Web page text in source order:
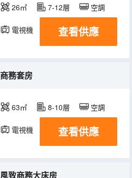
26㎡ 7-12層 空調
電視機 查看供應
商務套房
63㎡ 8-10層 空調
電視機 冰箱
查看供應
風致商務大床房